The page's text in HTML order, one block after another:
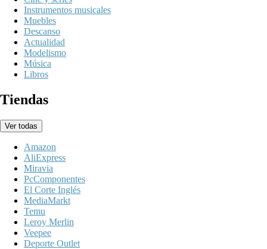
Instrumentos musicales
Muebles
Descanso
Actualidad
Modelismo
Música
Libros
Tiendas
Ver todas
Amazon
AliExpress
Miravia
PcComponentes
El Corte Inglés
MediaMarkt
Temu
Leroy Merlin
Veepee
Deporte Outlet